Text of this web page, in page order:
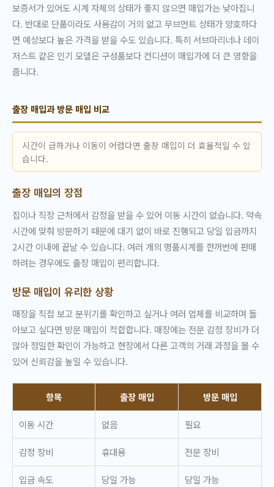
보증서가 있어도 시계 자체의 상태가 좋지 않으면 매입가는 낮아집니
다. 반대로 단품이라도 사용감이 거의 없고 무브먼트 상태가 양호하다
면 예상보다 높은 가격을 받을 수도 있습니다. 특히 서브마리너나 데이
저스트 같은 인기 모델은 구성품보다 컨디션이 매입가에 더 큰 영향을
줍니다.
출장 매입과 방문 매입 비교
시간이 급하거나 이동이 어렵다면 출장 매입이 더 효율적일 수 있
습니다.
출장 매입의 장점
집이나 직장 근처에서 감정을 받을 수 있어 이동 시간이 없습니다. 약속
시간에 맞춰 방문하기 때문에 대기 없이 바로 진행되고 당일 입금까지
2시간 이내에 끝날 수 있습니다. 여러 개의 명품시계를 한꺼번에 판매
하려는 경우에도 출장 매입이 편리합니다.
방문 매입이 유리한 상황
매장을 직접 보고 분위기를 확인하고 싶거나 여러 업체를 비교하며 돌
아보고 싶다면 방문 매입이 적합합니다. 매장에는 전문 감정 장비가 더
많아 정밀한 확인이 가능하고 현장에서 다른 고객의 거래 과정을 볼 수
있어 신뢰감을 높일 수 있습니다.
항목 출장 매입 방문 매입
이동 시간 없음 필요
감정 장비 휴대용 전문 장비
입금 속도 당일 가능 당일 가능